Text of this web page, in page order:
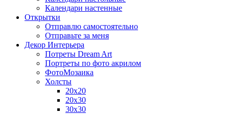
Календари настенные
Открытки
Отправлю самостоятельно
Отправьте за меня
Декор Интерьера
Потреты Dream Art
Портреты по фото акрилом
ФотоМозаика
Холсты
20х20
20х30
30х30